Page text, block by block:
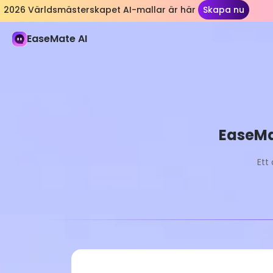
2026 Världsmästerskapet AI-mallar är här Skapa nu
EaseMate AI
Ett